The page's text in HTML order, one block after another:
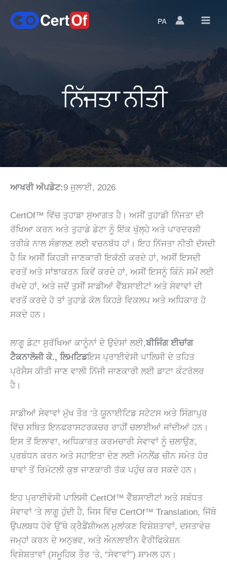
PALanguage
ਨਿੱਜਤਾ ਨੀਤੀ
ਆਖਰੀ ਅੱਪਡੇਟ:9 ਜੁਲਾਈ, 2026
CertOf™ ਵਿੱਚ ਤੁਹਾਡਾ ਸੁਆਗਤ ਹੈ। ਅਸੀਂ ਤੁਹਾਡੀ ਨਿੱਜਤਾ ਦੀ
ਰੱਖਿਆ ਕਰਨ ਅਤੇ ਤੁਹਾਡੇ ਡੇਟਾ ਨੂੰ ਇੱਕ ਖੁੱਲ੍ਹੇ ਅਤੇ ਪਾਰਦਰਸ਼ੀ
ਤਰੀਕੇ ਨਾਲ ਸੰਭਾਲਣ ਲਈ ਵਚਨਬੱਧ ਹਾਂ। ਇਹ ਨਿੱਜਤਾ ਨੀਤੀ ਦੱਸਦੀ
ਹੈ ਕਿ ਅਸੀਂ ਕਿਹੜੀ ਜਾਣਕਾਰੀ ਇਕੱਠੀ ਕਰਦੇ ਹਾਂ, ਅਸੀਂ ਇਸਦੀ
ਵਰਤੋਂ ਅਤੇ ਸਾਂਝਾਕਰਨ ਕਿਵੇਂ ਕਰਦੇ ਹਾਂ, ਅਸੀਂ ਇਸਨੂੰ ਕਿੰਨੇ ਸਮੇਂ ਲਈ
ਰੱਖਦੇ ਹਾਂ, ਅਤੇ ਜਦੋਂ ਤੁਸੀਂ ਸਾਡੀਆਂ ਵੈੱਬਸਾਈਟਾਂ ਅਤੇ ਸੇਵਾਵਾਂ ਦੀ
ਵਰਤੋਂ ਕਰਦੇ ਹੋ ਤਾਂ ਤੁਹਾਡੇ ਕੋਲ ਕਿਹੜੇ ਵਿਕਲਪ ਅਤੇ ਅਧਿਕਾਰ ਹੋ
ਸਕਦੇ ਹਨ।
ਲਾਗੂ ਡੇਟਾ ਸੁਰੱਖਿਆ ਕਾਨੂੰਨਾਂ ਦੇ ਉਦੇਸ਼ਾਂ ਲਈ,ਬੀਜਿੰਗ ਈਚਾਂਗ
ਟੈਕਨਾਲੋਜੀ ਕੋ., ਲਿਮਟਿਡਇਸ ਪ੍ਰਾਈਵੇਸੀ ਪਾਲਿਸੀ ਦੇ ਤਹਿਤ
ਪ੍ਰੋਸੈਸ ਕੀਤੀ ਜਾਣ ਵਾਲੀ ਨਿੱਜੀ ਜਾਣਕਾਰੀ ਲਈ ਡਾਟਾ ਕੰਟਰੋਲਰ
ਹੈ।
ਸਾਡੀਆਂ ਸੇਵਾਵਾਂ ਮੁੱਖ ਤੌਰ ‘ਤੇ ਯੂਨਾਈਟਿਡ ਸਟੇਟਸ ਅਤੇ ਸਿੰਗਾਪੁਰ
ਵਿੱਚ ਸਥਿਤ ਇਨਫਰਾਸਟਰਕਚਰ ਰਾਹੀਂ ਚਲਾਈਆਂ ਜਾਂਦੀਆਂ ਹਨ।
ਇਸ ਤੋਂ ਇਲਾਵਾ, ਅਧਿਕਾਰਤ ਕਰਮਚਾਰੀ ਸੇਵਾਵਾਂ ਨੂੰ ਚਲਾਉਣ,
ਪ੍ਰਬੰਧਨ ਕਰਨ ਅਤੇ ਸਹਾਇਤਾ ਦੇਣ ਲਈ ਮੇਨਲੈਂਡ ਚੀਨ ਸਮੇਤ ਹੋਰ
ਥਾਵਾਂ ਤੋਂ ਰਿਮੋਟਲੀ ਕੁਝ ਜਾਣਕਾਰੀ ਤੱਕ ਪਹੁੰਚ ਕਰ ਸਕਦੇ ਹਨ।
ਇਹ ਪ੍ਰਾਈਵੇਸੀ ਪਾਲਿਸੀ CertOf™ ਵੈੱਬਸਾਈਟਾਂ ਅਤੇ ਸਬੰਧਤ
ਸੇਵਾਵਾਂ ‘ਤੇ ਲਾਗੂ ਹੁੰਦੀ ਹੈ, ਜਿਸ ਵਿੱਚ CertOf™ Translation, ਜਿੱਥੇ
ਉਪਲਬਧ ਹੋਵੇ ਉੱਥੇ ਕ੍ਰੈਡੈਂਸ਼ੀਅਲ ਮੁਲਾਂਕਣ ਵਿਸ਼ੇਸ਼ਤਾਵਾਂ, ਦਸਤਾਵੇਜ਼
ਜਮ੍ਹਾਂ ਕਰਨ ਦੇ ਅਨੁਭਵ, ਅਤੇ ਔਨਲਾਈਨ ਵੈਰੀਫਿਕੇਸ਼ਨ
ਵਿਸ਼ੇਸ਼ਤਾਵਾਂ (ਸਮੂਹਿਕ ਤੌਰ ‘ਤੇ, “ਸੇਵਾਵਾਂ”) ਸ਼ਾਮਲ ਹਨ।